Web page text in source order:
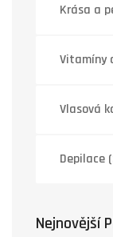
Krása a
Vitamíny
Vlasová
Depilace
Nejnovější